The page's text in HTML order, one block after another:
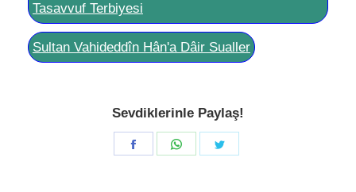
Tasavvuf Terbiyesi
Sultan Vahideddîn Hân'a Dâir Sualler
Sevdiklerinle Paylaş!
Share
Share